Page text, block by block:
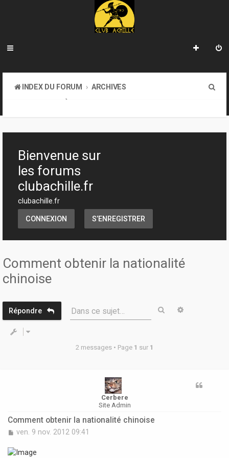
INDEX DU FORUM
ARCHIVES
h
Bienvenue sur
les forums
clubachille.fr
clubachille.fr
CONNEXION S’ENREGISTRER
Comment obtenir la nationalité
chinoise
Répondre Dans ce sujet… Rechercher
2 messages • Page 1 sur 1
Cerbere
Site Admin
Comment obtenir la nationalité chinoise
M
s
ven. 9 nov. 2012 09:41